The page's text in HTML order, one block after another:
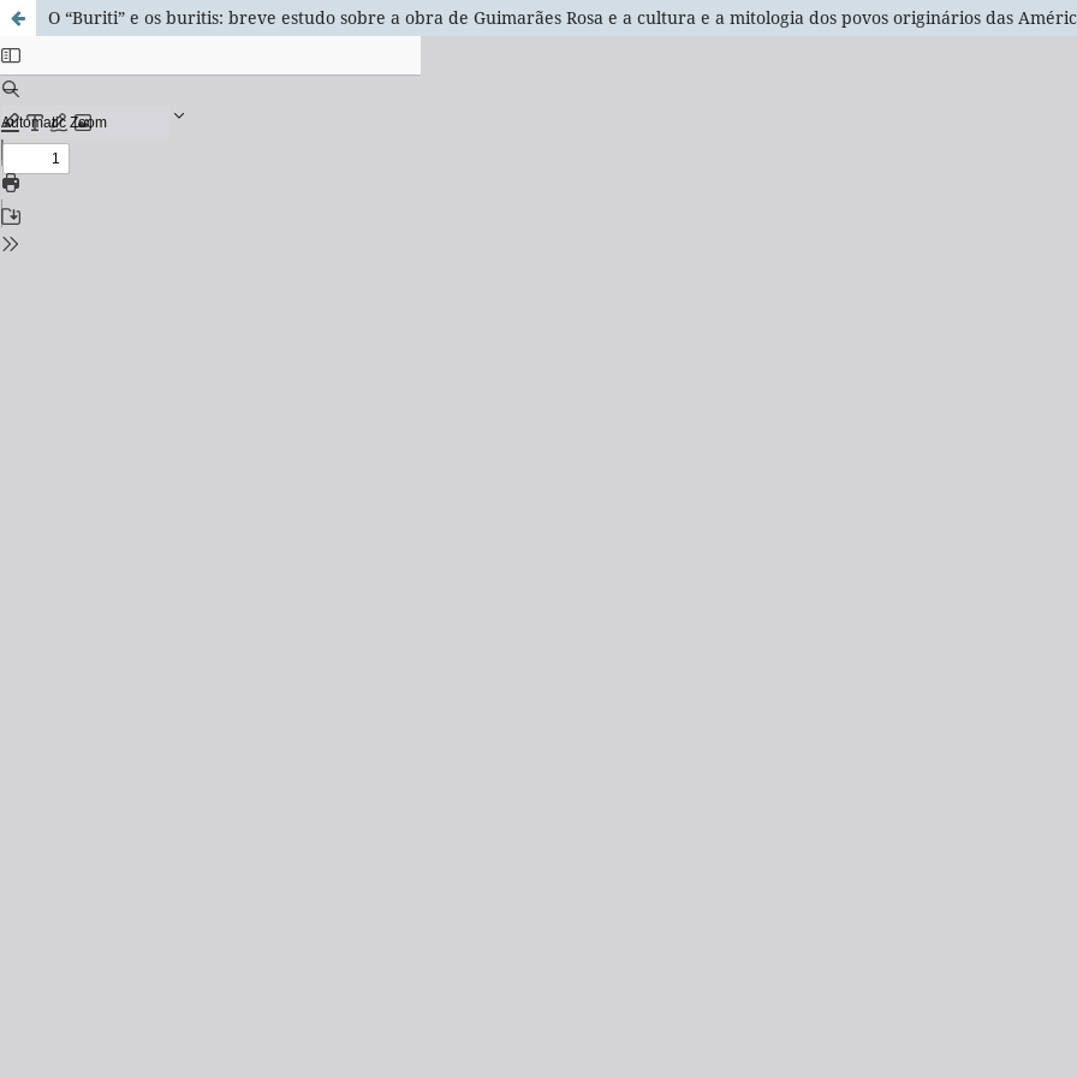
O “Buriti” e os buritis: breve estudo sobre a obra de Guimarães Rosa e a cultura e a mitologia dos povos originários das